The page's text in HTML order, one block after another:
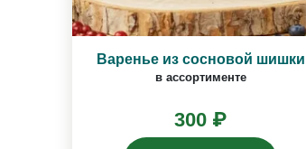
Варенье из сосновой шишки
в ассортименте
300 ₽